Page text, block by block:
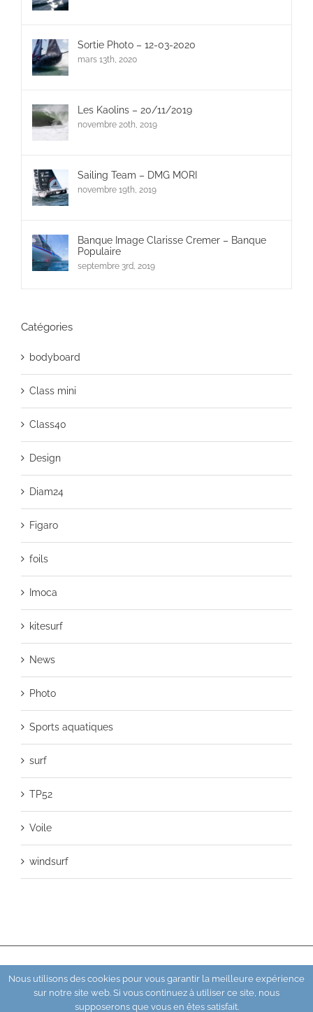
Sortie Photo – 12-03-2020
mars 13th, 2020
Les Kaolins – 20/11/2019
novembre 20th, 2019
Sailing Team – DMG MORI
novembre 19th, 2019
Banque Image Clarisse Cremer – Banque
Populaire
septembre 3rd, 2019
Catégories
bodyboard
Class mini
Class40
Design
Diam24
Figaro
foils
Imoca
kitesurf
News
Photo
Sports aquatiques
surf
TP52
Voile
windsurf
InstagramYouTubeLinkedIn
Nous utilisons des cookies pour vous garantir la meilleure expérience
sur notre site web. Si vous continuez à utiliser ce site, nous
supposerons que vous en êtes satisfait.